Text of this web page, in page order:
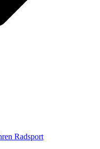
Radsport